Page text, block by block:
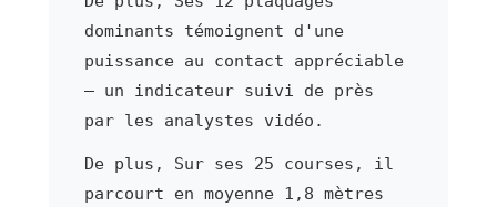
dominants témoignent d'une
puissance au contact appréciable
— un indicateur suivi de près
par les analystes vidéo.
De plus, Sur ses 25 courses, il
parcourt en moyenne 1,8 mètres